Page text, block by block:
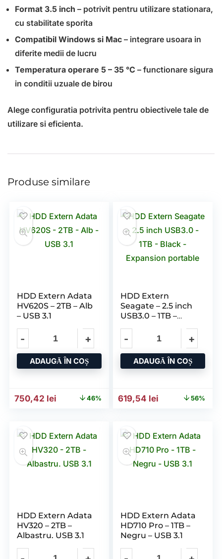
Format 3.5 inch – potrivit pentru utilizare stationara,
cu stabilitate sporita
Compatibil Windows si Mac – integrare usoara in
diferite medii de lucru
Temperatura operare 5 – 35 °C – functionare sigura
in conditii uzuale de birou
Alege configuratia potrivita pentru obiectivele tale de
utilizare si eficienta.
Produse similare
HDD Extern Adata
HV620S – 2TB – Alb
– USB 3.1
ADAUGĂ ÎN COȘ
Prețul inițial a fost: 1.394,50 lei.
750,42 lei Prețul curent este: 750,42 lei.
46%
HDD Extern
Seagate – 2.5 inch
USB3.0 – 1TB –
ADAUGĂ ÎN COȘ
Prețul inițial a fost:
619,54 lei Prețul curent
56%
HDD Extern Adata
HV320 – 2TB –
Albastru. USB 3.1
HDD Extern Adata
HD710 Pro – 1TB –
Negru – USB 3.1